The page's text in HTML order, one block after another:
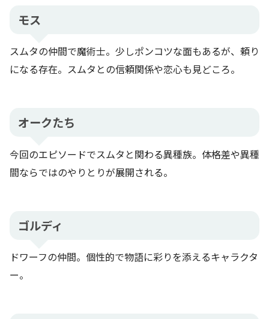
モス
スムタの仲間で魔術士。少しポンコツな面もあるが、頼り
になる存在。スムタとの信頼関係や恋心も見どころ。
オークたち
今回のエピソードでスムタと関わる異種族。体格差や異種
間ならではのやりとりが展開される。
ゴルディ
ドワーフの仲間。個性的で物語に彩りを添えるキャラクタ
ー。